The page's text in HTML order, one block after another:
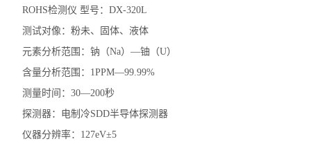
ROHS检测仪 型号：DX-320L
测试对像：粉未、固体、液体
元素分析范围：钠（Na）—铀（U）
含量分析范围：1PPM—99.99%
测量时间：30—200秒
探测器：电制冷SDD半导体探测器
仪器分辨率：127eV±5